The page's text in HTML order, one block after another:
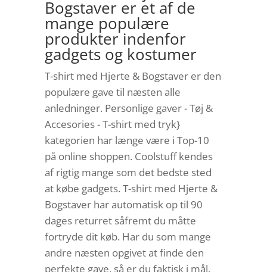
Bogstaver er et af de
mange populære
produkter indenfor
gadgets og kostumer
T-shirt med Hjerte & Bogstaver er den
populære gave til næsten alle
anledninger. Personlige gaver - Tøj &
Accesories - T-shirt med tryk}
kategorien har længe være i Top-10
på online shoppen. Coolstuff kendes
af rigtig mange som det bedste sted
at købe gadgets. T-shirt med Hjerte &
Bogstaver har automatisk op til 90
dages returret såfremt du måtte
fortryde dit køb. Har du som mange
andre næsten opgivet at finde den
perfekte gave, så er du faktisk i mål,